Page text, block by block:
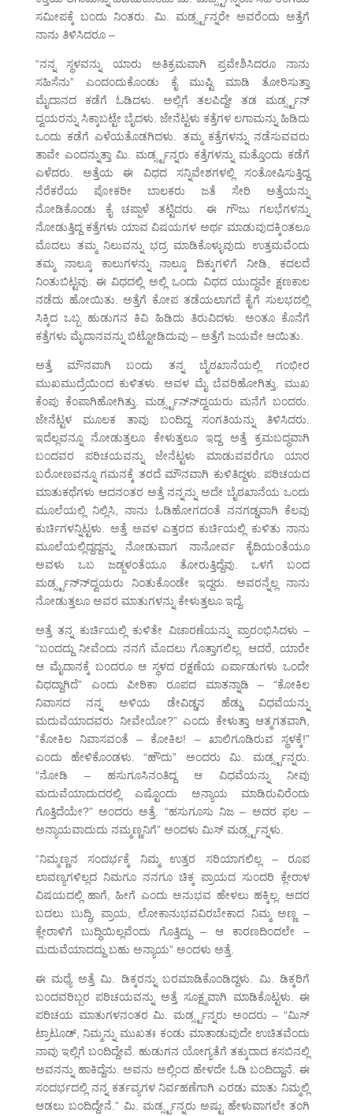
ಸಮೀಪಕ್ಕೆ ಬಂದು ನಿಂತರು. ಮಿ. ಮರ್ಡ್ಸ್ಟನ್ನರೇ ಅವರೆಂದು ಅತ್ತೆಗೆ
ನಾನು ತಿಳಿಸಿದರೂ –
“ನನ್ನ ಸ್ಥಳವನ್ನು ಯಾರು ಅತಿಕ್ರಮವಾಗಿ ಪ್ರವೇಶಿಸಿದರೂ ನಾನು
ಸಹಿಸೆನು” ಎಂದಂದುಕೊಂಡು ಕೈ ಮುಷ್ಟಿ ಮಾಡಿ ತೋರಿಸುತ್ತಾ
ಮೈದಾನದ ಕಡೆಗೆ ಓಡಿದಳು. ಅಲ್ಲಿಗೆ ತಲಪಿದ್ದೇ ತಡ ಮರ್ಡ್ಸ್ಟನ್
ದ್ವಯರನ್ನು ಸಿಕ್ಕಾಬಟ್ಟೇ ಬೈದಳು. ಜೇನೆಟ್ಟಳು ಕತ್ತೆಗಳ ಲಗಾಮನ್ನು ಹಿಡಿದು
ಒಂದು ಕಡೆಗೆ ಎಳೆಯತೊಡಗಿದಳು. ತಮ್ಮ ಕತ್ತೆಗಳನ್ನು ನಡೆಸುವವರು
ತಾವೇ ಎಂದನ್ನುತ್ತಾ ಮಿ. ಮರ್ಡ್ಸ್ಟನ್ನರು ಕತ್ತೆಗಳನ್ನು ಮತ್ತೊಂದು ಕಡೆಗೆ
ಎಳೆದರು. ಅತ್ತೆಯ ಈ ವಿಧದ ಸನ್ನಿವೇಶಗಳಲ್ಲಿ ಸಂತೋಷಿಸುತ್ತಿದ್ದ
ನೆರೆಕರೆಯ ಪೋಕರೀ ಬಾಲಕರು ಜತೆ ಸೇರಿ ಅತ್ತೆಯನ್ನು
ನೋಡಿಕೊಂಡು ಕೈ ಚಪ್ಪಾಳೆ ತಟ್ಟಿದರು. ಈ ಗೌಜು ಗಲಭೆಗಳನ್ನು
ನೋಡುತ್ತಿದ್ದ ಕತ್ತೆಗಳು ಯಾವ ವಿಷಯಗಳ ಅರ್ಥ ಮಾಡುವುದಕ್ಕಿಂತಲೂ
ಮೊದಲು ತಮ್ಮ ನಿಲುವನ್ನು ಭದ್ರ ಮಾಡಿಕೊಳ್ಳುವುದು ಉತ್ತಮವೆಂದು
ತಮ್ಮ ನಾಲ್ಕೂ ಕಾಲುಗಳನ್ನು ನಾಲ್ಕೂ ದಿಕ್ಕುಗಳಿಗೆ ನೀಡಿ, ಕದಲದೆ
ನಿಂತುಬಿಟ್ಟವು. ಈ ವಿಧದಲ್ಲಿ ಅಲ್ಲಿ ಒಂದು ವಿಧದ ಯುದ್ಧವೇ ಕ್ಷಣಕಾಲ
ನಡೆದು ಹೋಯಿತು. ಅತ್ತೆಗೆ ಕೋಪ ತಡೆಯಲಾಗದೆ ಕೈಗೆ ಸುಲಭದಲ್ಲಿ
ಸಿಕ್ಕಿದ ಒಬ್ಬ ಹುಡುಗನ ಕಿವಿ ಹಿಡಿದು ತಿರುವಿದಳು. ಅಂತೂ ಕೊನೆಗೆ
ಕತ್ತೆಗಳು ಮೈದಾನವನ್ನು ಬಿಟ್ಟೋಡಿದುವು – ಅತ್ತೆಗೆ ಜಯವೇ ಆಯಿತು.
ಅತ್ತೆ ಮೌನವಾಗಿ ಬಂದು ತನ್ನ ಬೈಠಖಾನೆಯಲ್ಲಿ ಗಂಭೀರ
ಮುಖಮುದ್ರೆಯಿಂದ ಕುಳಿತಳು. ಅವಳ ಮೈ ಬೆವರಿಹೋಗಿತ್ತು. ಮುಖ
ಕೆಂಪು ಕೆಂಪಾಗಿಹೋಗಿತ್ತು. ಮರ್ಡ್ಸ್ಟನ್ನ್‍ದ್ವಯರು ಮನೆಗೆ ಬಂದರು.
ಜೇನೆಟ್ಟಳ ಮೂಲಕ ತಾವು ಬಂದಿದ್ದ ಸಂಗತಿಯನ್ನು ತಿಳಿಸಿದರು.
ಇದೆಲ್ಲವನ್ನೂ ನೋಡುತ್ತಲೂ ಕೇಳುತ್ತಲೂ ಇದ್ದ ಅತ್ತೆ ಕ್ರಮಬದ್ಧವಾಗಿ
ಬಂದವರ ಪರಿಚಯವನ್ನು ಜೇನೆಟ್ಟಳು ಮಾಡುವವರೆಗೂ ಯಾರ
ಬರೋಣವನ್ನೂ ಗಮನಕ್ಕೆ ತರದೆ ಮೌನವಾಗಿ ಕುಳಿತಿದ್ದಳು. ಪರಿಚಯದ
ಮಾತುಕಥೆಗಳು ಆದನಂತರ ಅತ್ತೆ ನನ್ನನ್ನು ಅದೇ ಬೈಠಖಾನೆಯ ಒಂದು
ಮೂಲೆಯಲ್ಲಿ ನಿಲ್ಲಿಸಿ, ನಾನು ಓಡಿಹೋಗದಂತೆ ನನಗಡ್ಡವಾಗಿ ಕೆಲವು
ಕುರ್ಚಿಗಳನ್ನಿಟ್ಟಳು. ಅತ್ತೆ ಅವಳ ಎತ್ತರದ ಕುರ್ಚಿಯಲ್ಲಿ ಕುಳಿತು ನಾನು
ಮೂಲೆಯಲ್ಲಿದ್ದದ್ದನ್ನು ನೋಡುವಾಗ ನಾನೋರ್ವ ಕೈದಿಯಂತೆಯೂ
ಅವಳು ಒಬ ಜಡ್ಜಳಂತೆಯೂ ತೋರುತ್ತಿದ್ದೆವು. ಒಳಗೆ ಬಂದ
ಮರ್ಡ್ಸ್ಟನ್ನ್‍ದ್ವಯರು ನಿಂತುಕೊಂಡೇ ಇದ್ದರು. ಅವರನ್ನೆಲ್ಲ ನಾನು
ನೋಡುತ್ತಲೂ ಅವರ ಮಾತುಗಳನ್ನು ಕೇಳುತ್ತಲೂ ಇದ್ದೆ.
ಅತ್ತೆ ತನ್ನ ಕುರ್ಚಿಯಲ್ಲಿ ಕುಳಿತೇ ವಿಚಾರಣೆಯನ್ನು ಪ್ರಾರಂಭಿಸಿದಳು –
“ಬಂದದ್ದು ನೀವೆಂದು ನನಗೆ ಮೊದಲು ಗೊತ್ತಾಗಲಿಲ್ಲ. ಆದರೆ, ಯಾರೇ
ಆ ಮೈದಾನಕ್ಕೆ ಬಂದರೂ ಆ ಸ್ಥಳದ ರಕ್ಷಣೆಯ ಏರ್ಪಾಡುಗಳು ಒಂದೇ
ವಿಧದ್ದಾಗಿದೆ” ಎಂದು ಪೀಠಿಕಾ ರೂಪದ ಮಾತನ್ನಾಡಿ – “ಕೋಕಿಲ
ನಿವಾಸದ ನನ್ನ ಅಳಿಯ ಡೇವಿಡ್ಡನ ಹೆಡ್ಡು ವಿಧವೆಯನ್ನು
ಮದುವೆಯಾದವರು ನೀವೇಯೋ?” ಎಂದು ಕೇಳುತ್ತಾ ಆತ್ಮಗತವಾಗಿ,
“ಕೋಕಿಲ ನಿವಾಸವಂತೆ – ಕೋಕಿಲ! – ಖಾಲಿಗೂಡಿರುವ ಸ್ಥಳಕ್ಕೆ!”
ಎಂದು ಹೇಳಿಕೊಂಡಳು. “ಹೌದು” ಅಂದರು ಮಿ. ಮರ್ಡ್ಸ್ಟನ್ನರು.
“ನೋಡಿ – ಹಸುಗೂಸಿನಂತಿದ್ದ ಆ ವಿಧವೆಯನ್ನು ನೀವು
ಮದುವೆಯಾದುದರಲ್ಲಿ ಎಷ್ಟೊಂದು ಅನ್ಯಾಯ ಮಾಡಿರುವಿರೆಂದು
ಗೊತ್ತಿದೆಯೇ?” ಅಂದರು ಅತ್ತೆ. “ಹಸುಗೂಸು ನಿಜ – ಅದರ ಫಲ –
ಅನ್ಯಾಯವಾದುದು ನಮ್ಮಣ್ಣನಿಗೆ” ಅಂದಳು ಮಿಸ್ ಮರ್ಡ್ಸ್ಟನ್ನಳು.
“ನಿಮ್ಮಣ್ಣನ ಸಂದರ್ಭಕ್ಕೆ ನಿಮ್ಮ ಉತ್ತರ ಸರಿಯಾಗಲಿಲ್ಲ – ರೂಪ
ಲಾವಣ್ಯಗಳಿಲ್ಲದ ನಿಮಗೂ ನನಗೂ ಚಿಕ್ಕ ಪ್ರಾಯದ ಸುಂದರಿ ಕ್ಲೇರಾಳ
ವಿಷಯದಲ್ಲಿ ಹಾಗೆ, ಹೀಗೆ ಎಂದು ಅನುಭವ ಹೇಳಲು ಹಕ್ಕಿಲ್ಲ. ಅದರ
ಬದಲು ಬುದ್ಧಿ, ಪ್ರಾಯ, ಲೋಕಾನುಭವವಿರಬೇಕಾದ ನಿಮ್ಮ ಅಣ್ಣ –
ಕ್ಲೇರಾಳಿಗೆ ಬುದ್ಧಿಯಿಲ್ಲವೆಂದು ಗೊತ್ತಿದ್ದು – ಆ ಕಾರಣದಿಂದಲೇ –
ಮದುವೆಯಾದದ್ದು ಬಹು ಅನ್ಯಾಯ” ಅಂದಳು ಅತ್ತೆ.
ಈ ಮಧ್ಯೆ ಅತ್ತೆ ಮಿ. ಡಿಕ್ಕರನ್ನು ಬರಮಾಡಿಕೊಂಡಿದ್ದಳು. ಮಿ. ಡಿಕ್ಕರಿಗೆ
ಬಂದವರಿಬ್ಬರ ಪರಿಚಯವನ್ನು ಅತ್ತೆ ಸೂಕ್ಷ್ಮವಾಗಿ ಮಾಡಿಕೊಟ್ಟಳು. ಈ
ಪರಿಚಯ ಮಾತುಗಳನಂತರ ಮಿ. ಮರ್ಡ್ಸ್ಟನ್ನರು ಅಂದರು – “ಮಿಸ್
ಟ್ರಾಟೂಡ್, ನಿಮ್ಮನ್ನು ಮುಖತಃ ಕಂಡು ಮಾತಾಡುವುದೇ ಉಚಿತವೆಂದು
ನಾವು ಇಲ್ಲಿಗೆ ಬಂದಿದ್ದೇವೆ. ಹುಡುಗನ ಯೋಗ್ಯತೆಗೆ ತಕ್ಕುದಾದ ಕಸಬಿನಲ್ಲಿ
ಅವನನ್ನು ಹಾಕಿದ್ದೆನು. ಅವನು ಅಲ್ಲಿಂದ ಹೇಳದೇ ಓಡಿ ಬಂದಿದ್ದಾನೆ. ಈ
ಸಂದರ್ಭದಲ್ಲಿ ನನ್ನ ಕರ್ತವ್ಯಗಳ ನಿರ್ವಹಣೆಗಾಗಿ ಎರಡು ಮಾತು ನಿಮ್ಮಲ್ಲಿ
ಆಡಲು ಬಂದಿದ್ದೇನೆ.” ಮಿ. ಮರ್ಡ್ಸ್ಟನ್ನರು ಅಷ್ಟು ಹೇಳುವಾಗಲೇ ತಂಗಿ